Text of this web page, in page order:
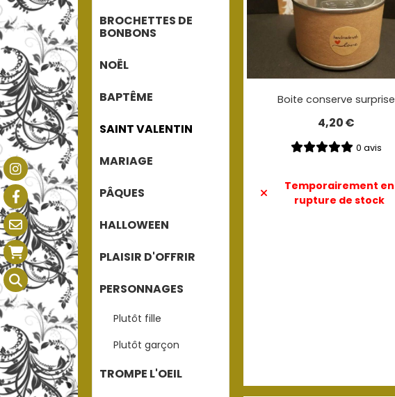
BROCHETTES DE
BONBONS
NOËL
BAPTÊME
SAINT VALENTIN
MARIAGE
PÂQUES
HALLOWEEN
PLAISIR D'OFFRIR
PERSONNAGES
Plutôt fille
Plutôt garçon
TROMPE L'OEIL
Boite conserve surprise
4,20€
0 avis
Temporairement en
rupture de stock